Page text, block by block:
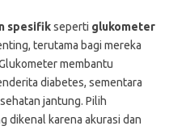
spesifikseperti glukometer
terutama bagi mereka
membantu
diabetes, sementara
jantung. Pilih
dikenal karena akurasi dan